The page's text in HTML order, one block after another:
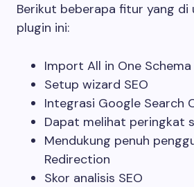
Berikut beberapa fitur yang di
plugin ini:
Import All in One
Setup wizard SEO
Integrasi Google Search
Dapat melihat peringkat
Mendukung penuh
Redirection
Skor analisis SEO